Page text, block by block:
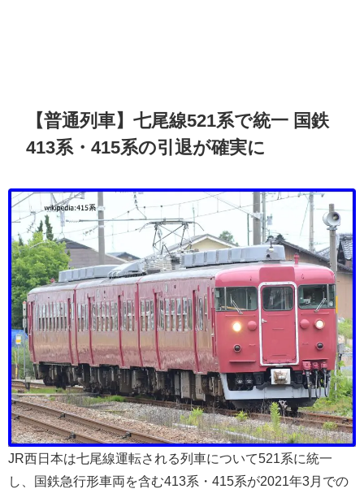
【普通列車】七尾線521系で統一 国鉄
413系・415系の引退が確実に
JR西日本は七尾線運転される列車について521系に統一
し、国鉄急行形車両を含む413系・415系が2021年3月での